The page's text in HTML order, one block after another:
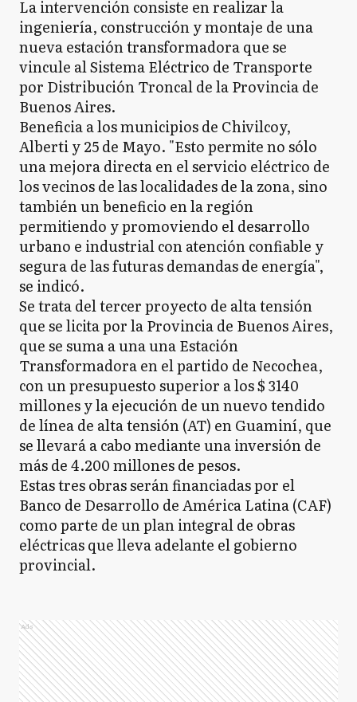
La intervención consiste en realizar la
ingeniería, construcción y montaje de una
nueva estación transformadora que se
vincule al Sistema Eléctrico de Transporte
por Distribución Troncal de la Provincia de
Buenos Aires.
Beneficia a los municipios de Chivilcoy,
Alberti y 25 de Mayo. "Esto permite no sólo
una mejora directa en el servicio eléctrico de
los vecinos de las localidades de la zona, sino
también un beneficio en la región
permitiendo y promoviendo el desarrollo
urbano e industrial con atención confiable y
segura de las futuras demandas de energía",
se indicó.
Se trata del tercer proyecto de alta tensión
que se licita por la Provincia de Buenos Aires,
que se suma a una una Estación
Transformadora en el partido de Necochea,
con un presupuesto superior a los $ 3140
millones y la ejecución de un nuevo tendido
de línea de alta tensión (AT) en Guaminí, que
se llevará a cabo mediante una inversión de
más de 4.200 millones de pesos.
Estas tres obras serán financiadas por el
Banco de Desarrollo de América Latina (CAF)
como parte de un plan integral de obras
eléctricas que lleva adelante el gobierno
provincial.
Ads